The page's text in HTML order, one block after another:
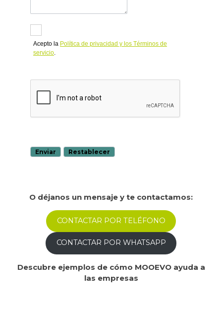
Acepto la Política de privacidad y los Términos de
servicio
O déjanos un mensaje y te contactamos:
CONTACTAR POR TELÉFONO
CONTACTAR POR WHATSAPP
Descubre ejemplos de cómo MOOEVO ayuda a
las empresas